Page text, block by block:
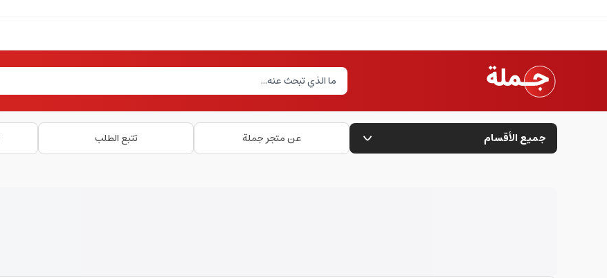
جميع الأقسام عن متجر جملة تتبع الطلب